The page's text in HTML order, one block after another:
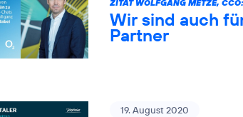
ZITAT WOLFGANG METZE, CCO:
Wir sind auch
Partner
19. August 2020